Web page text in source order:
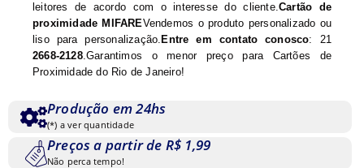
leitores de acordo com o interesse do cliente.Cartão de
proximidade MIFAREVendemos o produto personalizado ou
liso para personalização. Entre em contato conosco: 21
2668-2128.Garantimos o menor preço para Cartões de
Proximidade do Rio de Janeiro!
Produção em 24hs
(*) a ver quantidade
Preços a partir de R$ 1,99
Não perca tempo!